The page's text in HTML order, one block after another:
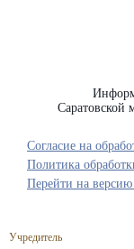
Саратовской
Учредитель
Согласие на
Политика
Перейти на